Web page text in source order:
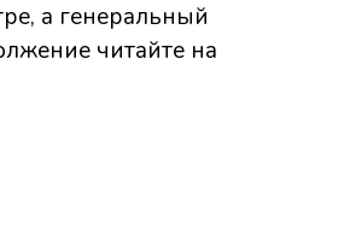
а генеральный
читайте на